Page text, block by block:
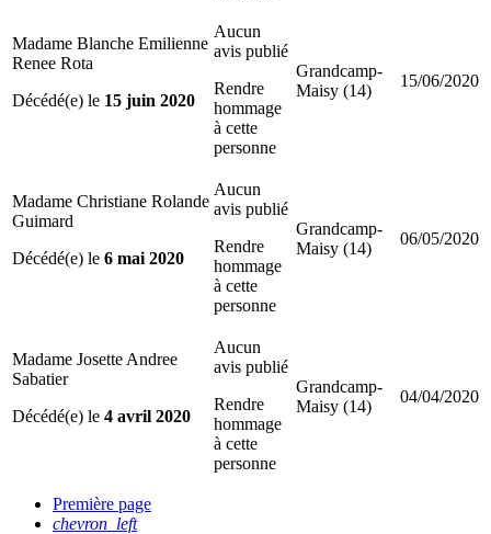
Madame Blanche Emilienne
Renee Rota
Décédé(e) le 15 juin 2020
Aucun
avis publié
Rendre
hommage
à cette
personne
Grandcamp-
Maisy (14)
15/06/2020
Madame Christiane Rolande
Guimard
Décédé(e) le 6 mai 2020
Aucun
avis publié
Rendre
hommage
à cette
personne
Grandcamp-
Maisy (14)
06/05/2020
Madame Josette Andree
Sabatier
Décédé(e) le 4 avril 2020
Aucun
avis publié
Rendre
hommage
à cette
personne
Grandcamp-
Maisy (14)
04/04/2020
Première page
chevron_left